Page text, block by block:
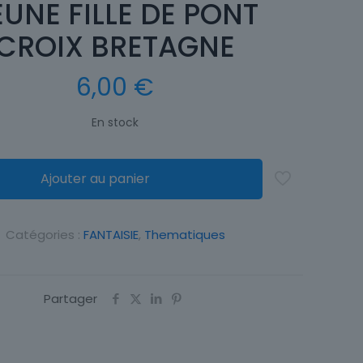
FILLE DE PONT
BRETAGNE
6,00 €
En stock
Ajouter au panier
Catégories : FANTAISIE, Thematiques
Partager